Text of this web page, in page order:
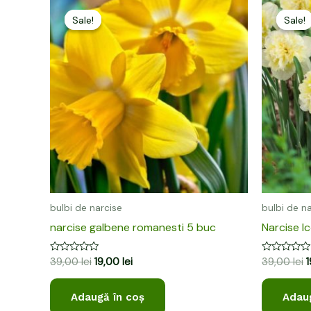
Sale!
Sale!
bulbi de narcise
narcise galbene romanesti 5 buc
Evaluat
0
din
39,00lei
inițial
a
fost:
39,00 lei.
19,00 lei
curent
este:
19,00 lei.
Adaugă în coș
Sale!
Sale!
bulbi de
Narcise
Evaluat
0
din
39,00lei
a